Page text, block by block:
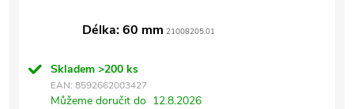
Délka: 60 mm 21008205.01
Skladem >200 ks
EAN: 8592662003427
Můžeme doručit do 12.8.2026